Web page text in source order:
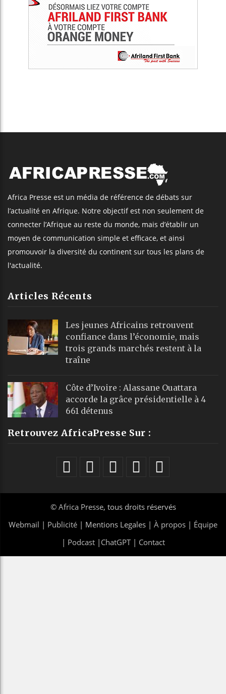
Africa Presse est un média de référence de débats sur
l’actualité en Afrique. Notre objectif est non seulement de
connecter l’Afrique au reste du monde, mais d’établir un
moyen de communication simple et efficace, et ainsi
promouvoir la diversité du continent sur tous les plans de
l'actualité.
Articles Récents
Les jeunes Africains retrouvent
confiance dans l’économie, mais
trois grands marchés restent à la
traîne
Côte d’Ivoire : Alassane Ouattara
accorde la grâce présidentielle à 4
661 détenus
Retrouvez AfricaPresse Sur :
© Africa Presse, tous droits réservés
Webmail | Publicité | Mentions Legales | À propos | Équipe
| Podcast| ChatGPT| Contact